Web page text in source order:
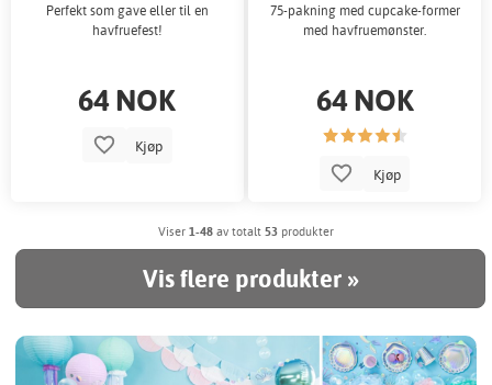
Perfekt som gave eller til en
havfruefest!
64 NOK
Kjøp
75-pakning med cupcake-former
med havfruemønster.
64 NOK
Kjøp
Viser 1-48 av totalt 53 produkter
Vis flere produkter »